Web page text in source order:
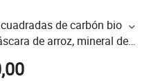
de carbón bio
de arroz, mineral de
escala para BBQ